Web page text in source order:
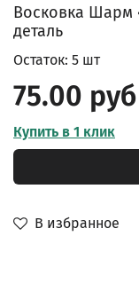
Восковка Шарм
деталь
В избранное
Остаток: 5 шт
75.00 руб
Купить в 1 клик